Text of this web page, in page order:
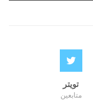
تويتر
متابعين